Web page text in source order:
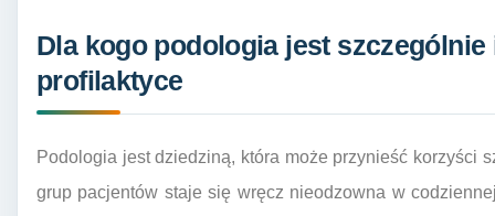
Dla kogo podologia jest
profilaktyce
Podologia jest dziedziną, która może przynieść korzyści
grup pacjentów staje się wręcz nieodzowna w